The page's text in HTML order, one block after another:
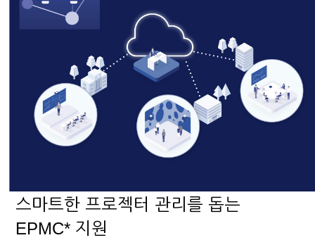
스마트한 프로젝터 관리를 돕는
EPMC* 지원